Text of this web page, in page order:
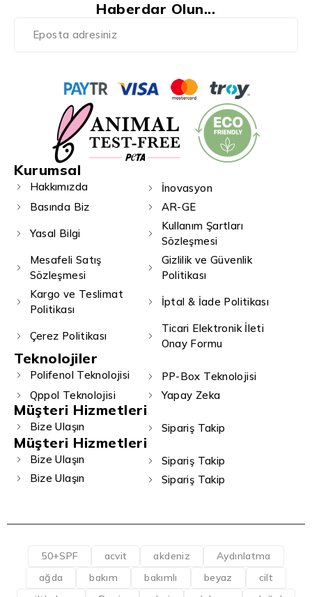
Kurumsal
Hakkımızda
İnovasyon
Basında Biz
AR-GE
Yasal Bilgi
Kullanım Şartları
Sözleşmesi
Mesafeli Satış
Sözleşmesi
Gizlilik ve Güvenlik
Politikası
Kargo ve Teslimat
Politikası
İptal & İade Politikası
Çerez Politikası
Ticari Elektronik İleti
Onay Formu
Teknolojiler
Polifenol Teknolojisi
PP-Box Teknolojisi
Qppol Teknolojisi
Yapay Zeka
Müşteri Hizmetleri
Bize Ulaşın Sipariş Takip
Müşteri Hizmetleri
Bize Ulaşın
Sipariş Takip
Bize Ulaşın
Sipariş Takip
Haberdar Olun...
50+SPF acvit akdeniz
Aydınlatma
ağda
bakım bakımlı beyaz
cilt